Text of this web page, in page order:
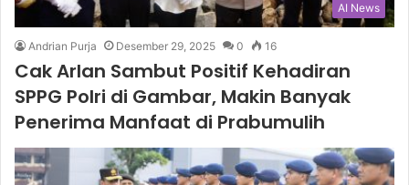
AI News
Andrian Purja Desember 29, 2025 0 16
Cak Arlan Sambut Positif Kehadiran
SPPG Polri di Gambar, Makin Banyak
Penerima Manfaat di Prabumulih